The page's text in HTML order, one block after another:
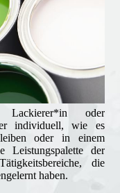
oder
individuell, wie es
oder in einem
Leistungspalette der
die
haben.